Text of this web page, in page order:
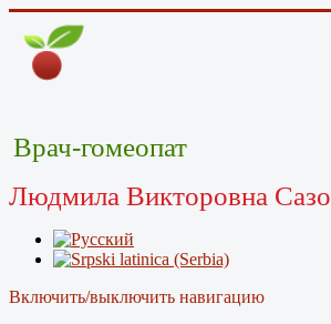
Врач-гомеопат
Людмила Викторовна
Включить/выключить навигацию